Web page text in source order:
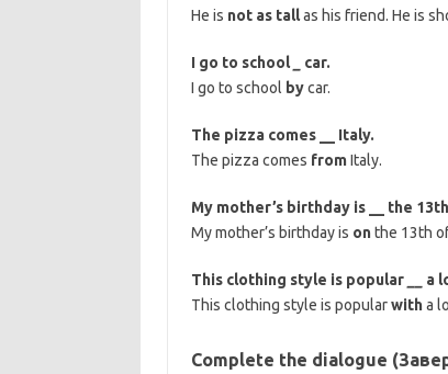
He is not as tallas his friend. He is
I go to school
car.
I go to school bycar.
The pizza comes __ Italy.
The pizza comes fromItaly.
My mother’s birthday is __ the
My mother’s birthday is onthe 13th
This clothing style is popular
a
This clothing style is popularwitha
Complete the dialogue